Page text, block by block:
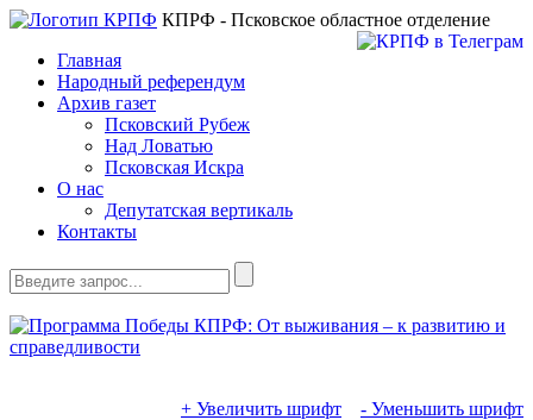
КПРФ - Псковское областное отделение
Главная
Народный референдум
Архив газет
Псковский Рубеж
Над Ловатью
Псковская Искра
О нас
Депутатская вертикаль
Контакты
+ Увеличить шрифт - Уменьшить шрифт